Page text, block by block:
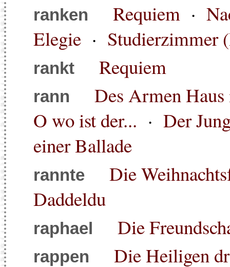
ranken Requiem ·
Elegie · Studierzimmer
rankt Requiem
rann
Des Armen
O wo ist der... · Der
einer Ballade
rannte
Die
Daddeldu
raphael Die
rappen Die Heiligen